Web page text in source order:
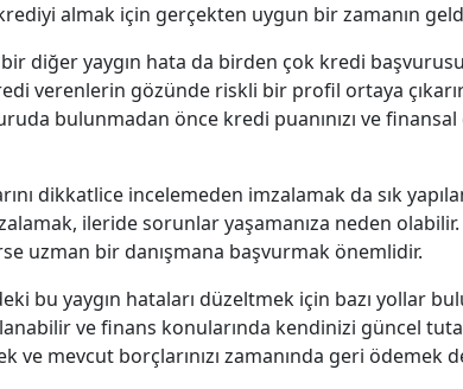
almak için gerçekten uygun bir zamanın
diğer yaygın hata da birden çok kredi
verenlerin gözünde riskli bir profil ortaya
bulunmadan önce kredi puanınızı ve
dikkatlice incelemeden imzalamak da sık
ileride sorunlar yaşamanıza neden
uzman bir danışmana başvurmak önemlidir.
bu yaygın hataları düzeltmek için bazı yollar
ve finans konularında kendinizi güncel
ve mevcut borçlarınızı zamanında geri ödemek